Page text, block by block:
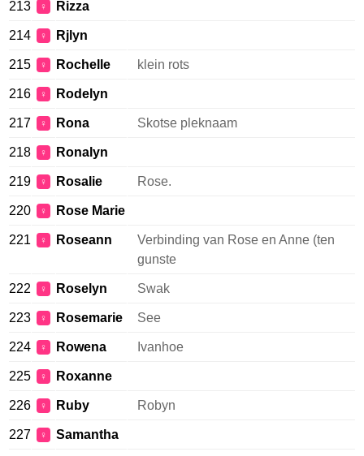
213 ♀ Rizza
214 ♀ Rjlyn
215 ♀ Rochelle klein rots
216 ♀ Rodelyn
217 ♀ Rona Skotse pleknaam
218 ♀ Ronalyn
219 ♀ Rosalie Rose.
220 ♀ Rose Marie
221 ♀ Roseann
Verbinding van Rose en Anne (ten
gunste
222 ♀ Roselyn Swak
223 ♀ Rosemarie See
224 ♀ Rowena Ivanhoe
225 ♀ Roxanne
226 ♀ Ruby Robyn
227 ♀ Samantha